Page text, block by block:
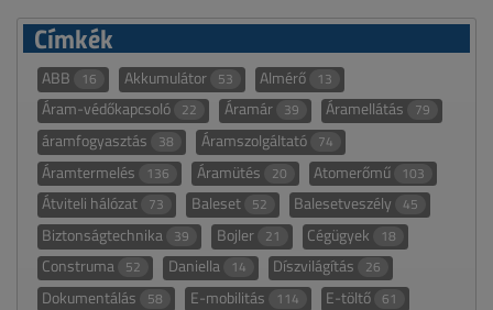
Címkék
ABB 16 Akkumulátor 53 Almérő 13
Áram-védőkapcsoló 22 Áramár 39 Áramellátás 79
áramfogyasztás 38 Áramszolgáltató 74
Áramtermelés 136 Áramütés 20 Atomerőmű 103
Átviteli hálózat 73 Baleset 52 Balesetveszély 45
Biztonságtechnika 39 Bojler 21 Cégügyek 18
Construma 52 Daniella 14 Díszvilágítás 26
Dokumentálás 58 E-mobilitás 114 E-töltő 61